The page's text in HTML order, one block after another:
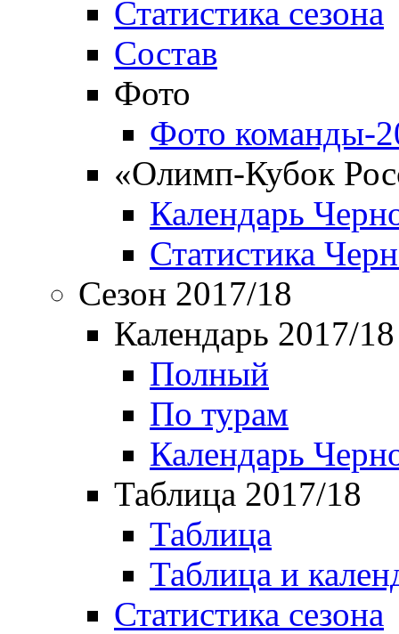
Статистика сезона
Состав
Фото
Фото команды-
«Олимп-Кубок
Календарь
Статистика
Сезон 2017/18
Календарь 2017/18
Полный
По турам
Календарь
Таблица 2017/18
Таблица
Таблица и
Статистика сезона